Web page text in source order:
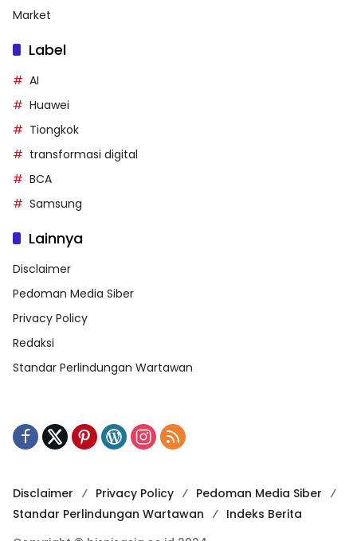
Market
Label
AI
Huawei
Tiongkok
transformasi digital
BCA
Samsung
Lainnya
Disclaimer
Pedoman Media Siber
Privacy Policy
Redaksi
Standar Perlindungan Wartawan
Disclaimer Privacy Policy
Pedoman Media Siber
Standar Perlindungan Wartawan
Indeks Berita